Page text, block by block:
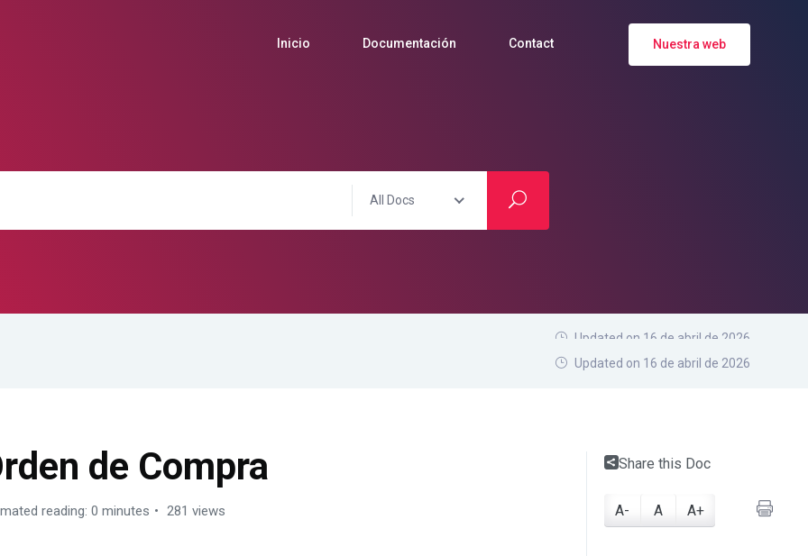
Inicio Documentación Contact Nuestra web
All Docs
Updated on 16 de abril de 2026
Updated on 16 de abril de 2026
de Compra
reading: 0 minutes 281 views
Share this Doc
A- A A+